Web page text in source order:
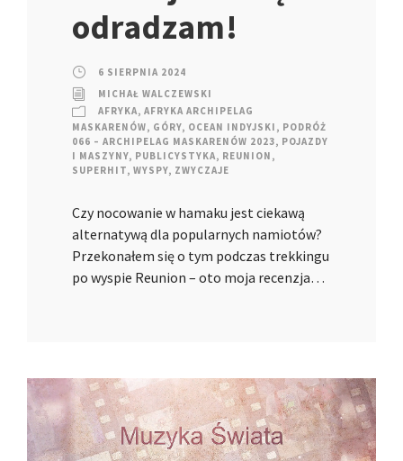
odradzam!
6 SIERPNIA 2024
MICHAŁ WALCZEWSKI
AFRYKA, AFRYKA ARCHIPELAG
MASKARENÓW, GÓRY, OCEAN INDYJSKI , PODRÓŻ
066 – ARCHIPELAG MASKARENÓW 2023, POJAZDY
I MASZYNY, PUBLICYSTYKA, REUNION ,
SUPERHIT, WYSPY, ZWYCZAJE
Czy nocowanie w hamaku jest ciekawą
alternatywą dla popularnych namiotów?
Przekonałem się o tym podczas trekkingu
po wyspie Reunion – oto moja recenzja…